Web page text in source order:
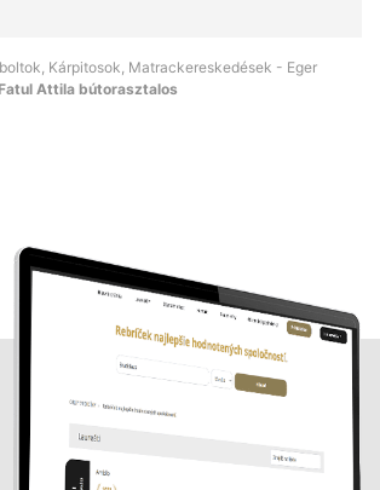
Kárpitosok, Matrackereskedések - Eger
Attila bútorasztalos